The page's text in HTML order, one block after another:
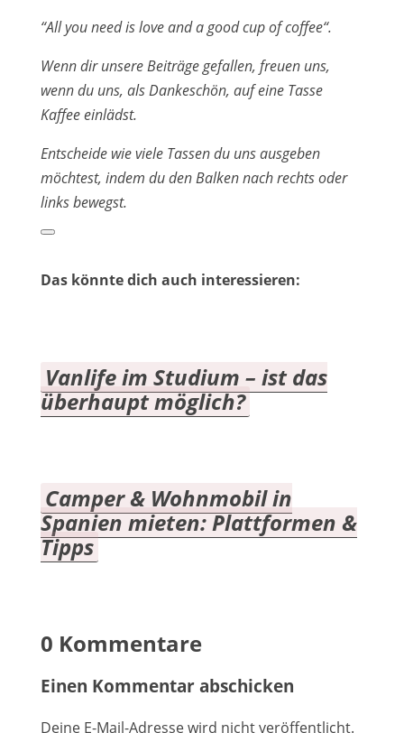
“All you need is love and a good cup of coffee“.
Wenn dir unsere Beiträge gefallen, freuen uns,
wenn du uns, als Dankeschön, auf eine Tasse
Kaffee einlädst.
Entscheide wie viele Tassen du uns ausgeben
möchtest, indem du den Balken nach rechts oder
links bewegst.
Das könnte dich auch interessieren:
Vanlife im Studium – ist das
überhaupt möglich?
Camper & Wohnmobil in
Spanien mieten: Plattformen &
Tipps
0 Kommentare
Einen Kommentar abschicken
Deine E-Mail-Adresse wird nicht veröffentlicht.